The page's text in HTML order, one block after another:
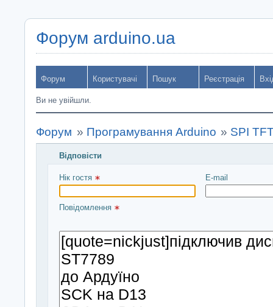
Форум arduino.ua
Форум Користувачі Пошук Реєстрація
Ви не увійшли.
Форум » Програмування Arduino » SPI
Відповісти
Введіть повідомлення і натисніть Надіслати
Нік гостя E-mail
Повідомлення